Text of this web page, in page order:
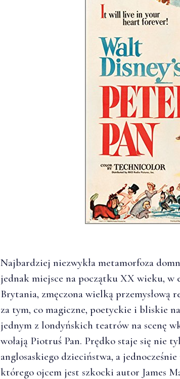
Najbardziej niezwykła metamorfoza
jednak miejsce na początku XX wieku,
Brytania, zmęczona wielką przemysłową
za tym, co magiczne, poetyckie i bliskie
jednym z londyńskich teatrów na scenę
wołają Piotruś Pan. Prędko staje się nie
anglosaskiego dzieciństwa, a
którego ojcem jest szkocki autor James